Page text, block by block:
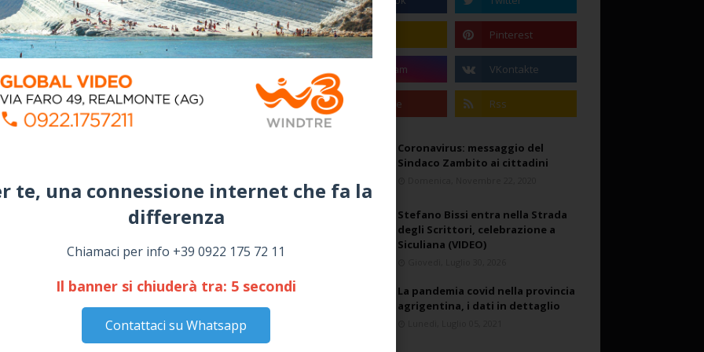
te, una connessione internet che fa la
differenza​
Chiamaci per info +39 0922 175 72 11
Il banner si chiuderà tra: 4 secondi
Contattaci su Whatsapp
Coronavirus: messaggio del
Sindaco Zambito ai cittadini
Stefano Bissi entra nella Strada
degli Scrittori, celebrazione a
Siculiana (VIDEO)
La pandemia covid nella provincia
agrigentina, i dati in dettaglio